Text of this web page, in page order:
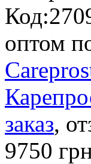
оптом
заказ,
9750